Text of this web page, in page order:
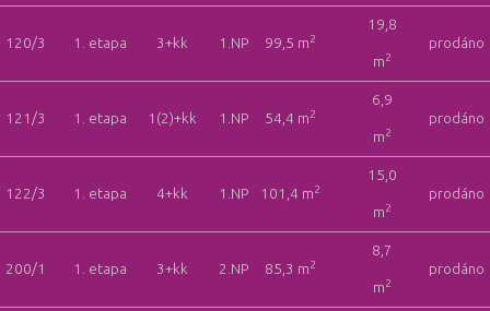
120/3 1. etapa 3+kk 1.NP 99,5 m2
19,8
m2
prodáno
121/3 1. etapa 1(2)+kk 1.NP 54,4 m2
6,9
m2
prodáno
122/3 1. etapa 4+kk 1.NP 101,4 m2
15,0
m2
prodáno
200/1 1. etapa 3+kk 2.NP 85,3 m2
8,7
m2
prodáno